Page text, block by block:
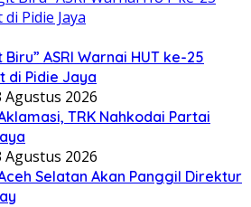
ASRI Warnai HUT ke-25
di Pidie Jaya
Agustus 2026
TRK Nahkodai Partai
Agustus 2026
Selatan Akan Panggil Direktur